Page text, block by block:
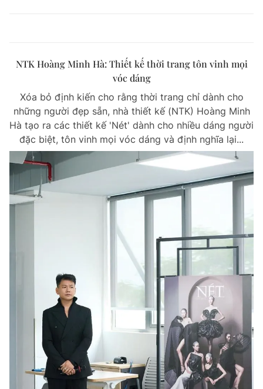
NTK Hoàng Minh Hà: Thiết kế thời trang tôn vinh mọi
vóc dáng
Xóa bỏ định kiến cho rằng thời trang chỉ dành cho
những người đẹp sẵn, nhà thiết kế (NTK) Hoàng Minh
Hà tạo ra các thiết kế 'Nét' dành cho nhiều dáng người
đặc biệt, tôn vinh mọi vóc dáng và định nghĩa lại...